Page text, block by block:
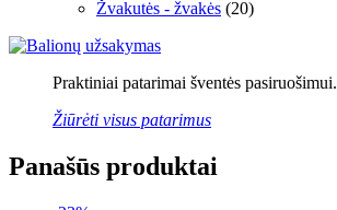
Žvakutės - žvakės (20)
Praktiniai patarimai šventės pasiruošimui.
Žiūrėti visus patarimus
Panašūs produktai